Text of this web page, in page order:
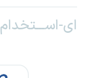
ای-اســـتخدام